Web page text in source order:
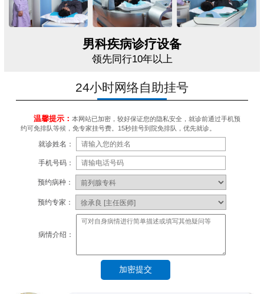
男科疾病诊疗设备
领先同行10年以上
24小时网络自助挂号
温馨提示：本网站已加密，较好保证您的隐私安全，就诊前通过手机预
约可免排队等候，免专家挂号费。15秒挂号到院免排队，优先就诊。
就诊姓名：
手机号码：
预约病种：
预约专家：
病情介绍：